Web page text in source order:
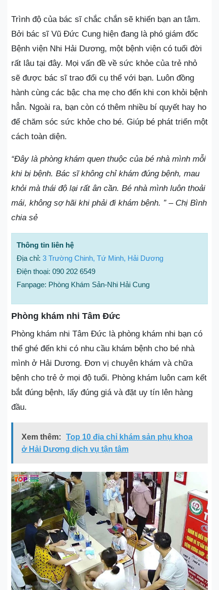
Trình độ của bác sĩ chắc chắn sẽ khiến bạn an tâm.
Bởi bác sĩ Vũ Đức Cung hiện đang là phó giám đốc
Bệnh viện Nhi Hải Dương, một bệnh viện có tuổi đời
rất lâu tại đây. Mọi vấn đề về sức khỏe của trẻ nhỏ
sẽ được bác sĩ trao đổi cụ thể với bạn. Luôn đồng
hành cùng các bậc cha mẹ cho đến khi con khỏi bệnh
hẳn. Ngoài ra, bạn còn có thêm nhiều bí quyết hay ho
để chăm sóc sức khỏe cho bé. Giúp bé phát triển một
cách toàn diện.
“Đây là phòng khám quen thuộc của bé nhà mình mỗi
khi bị bệnh. Bác sĩ không chỉ khám đúng bệnh, mau
khỏi mà thái độ lại rất ân cần. Bé nhà mình luôn thoải
mái, không sợ hãi khi phải đi khám bệnh. ” – Chị Bình
chia sẻ
Thông tin liên hệ
Địa chỉ: 3 Trường Chinh, Tứ Minh, Hải Dương
Điện thoại: 090 202 6549
Fanpage: Phòng Khám Sản-Nhi Hải Cung
Phòng khám nhi Tâm Đức
Phòng khám nhi Tâm Đức là phòng khám nhi bạn có
thể ghé đến khi có nhu cầu khám bệnh cho bé nhà
mình ở Hải Dương. Đơn vị chuyên khám và chữa
bệnh cho trẻ ở mọi độ tuổi. Phòng khám luôn cam kết
bắt đúng bệnh, lấy đúng giá và đặt uy tín lên hàng
đầu.
Xem thêm:
Top 10 địa chỉ khám sản phụ khoa
ở Hải Dương dịch vụ tận tâm